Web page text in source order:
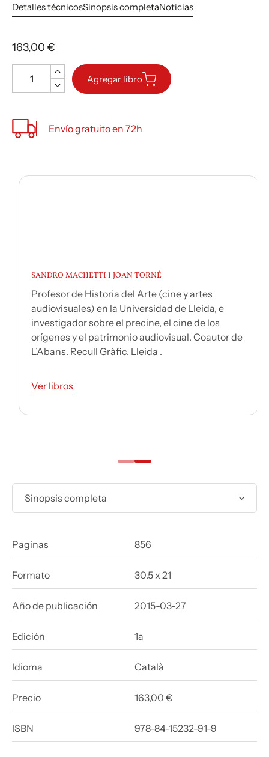
Detalles técnicosSinopsis completaNoticias
163,00 €
Agregar libro
Envío gratuito en 72h
SANDRO MACHETTI I JOAN TORNÉ
Profesor de Historia del Arte (cine y artes
audiovisuales) en la Universidad de Lleida, e
investigador sobre el precine, el cine de los
Sinopsis completa
Paginas 856
Formato 30.5 x 21
Año de publicación 2015-03-27
Edición 1a
Idioma Català
Precio 163,00 €
ISBN 978-84-15232-91-9